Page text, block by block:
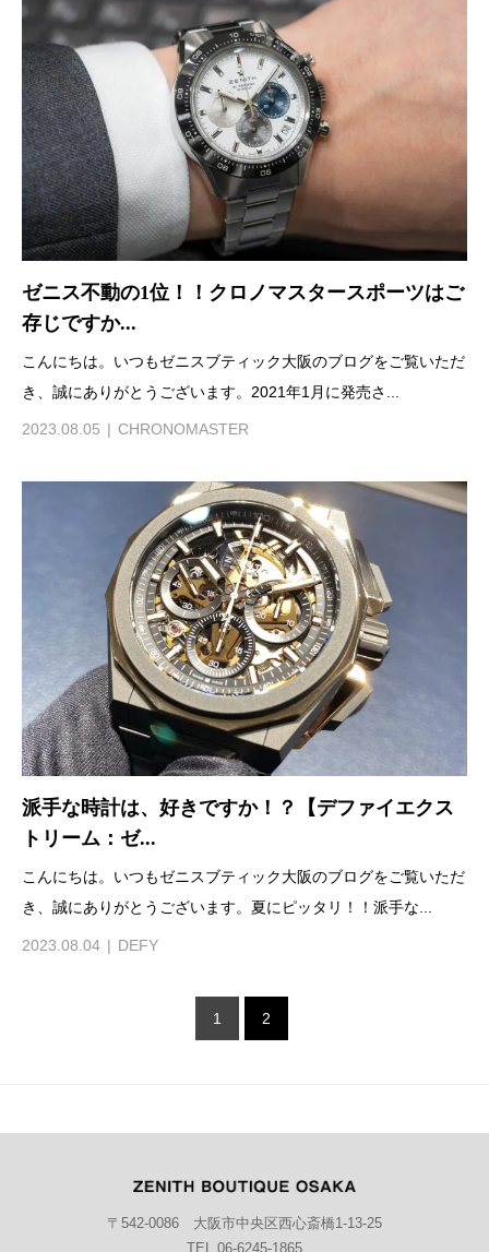
ゼニス不動の1位！！クロノマスタースポーツはご
存じですか...
こんにちは。いつもゼニスブティック大阪のブログをご覧いただ
き、誠にありがとうございます。2021年1月に発売さ...
2023.08.05 CHRONOMASTER
派手な時計は、好きですか！？【デファイエクス
トリーム：ゼ...
こんにちは。いつもゼニスブティック大阪のブログをご覧いただ
き、誠にありがとうございます。夏にピッタリ！！派手な...
2023.08.04 DEFY
1 2
〒542-0086 大阪市中央区西心斎橋1-13-25
TEL 06-6245-1865